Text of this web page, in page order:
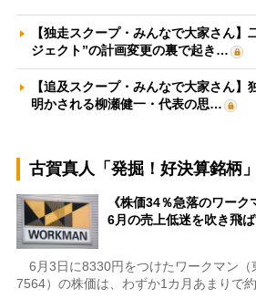
【独走スクープ・みんなで大家さん】
ジェクト”の計画変更の裏で起き…
【追及スクープ・みんなで大家さん】
明かされる柳瀬健一・代表の思…
古賀真人「発掘！好決算銘柄」
《株価34％急落のワーク
6月の売上低迷を吹き飛
6月3日に8330円をつけたワークマン（
7564）の株価は、わずか1カ月あまりで